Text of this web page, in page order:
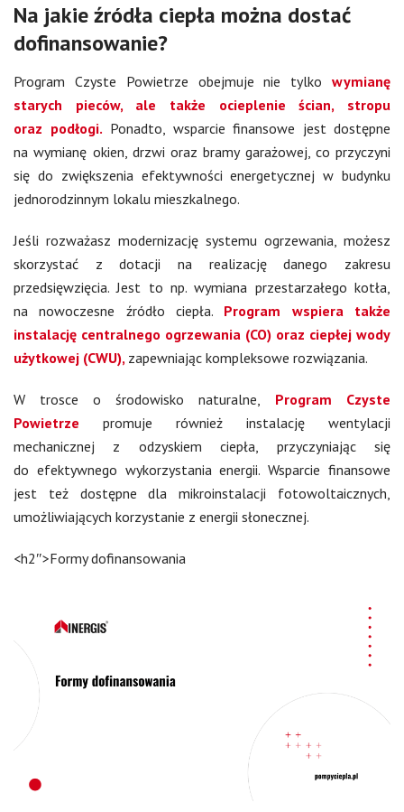
Na jakie źródła ciepła można dostać
dofinansowanie?
Program Czyste Powietrze obejmuje nie tylko wymianę
starych pieców, ale także ocieplenie ścian, stropu
oraz podłogi. Ponadto, wsparcie finansowe jest dostępne
na wymianę okien, drzwi oraz bramy garażowej, co przyczyni
się do zwiększenia efektywności energetycznej w budynku
jednorodzinnym lokalu mieszkalnego.
Jeśli rozważasz modernizację systemu ogrzewania, możesz
skorzystać z dotacji na realizację danego zakresu
przedsięwzięcia. Jest to np. wymiana przestarzałego kotła,
na nowoczesne źródło ciepła. Program wspiera także
instalację centralnego ogrzewania (CO) oraz ciepłej wody
użytkowej (CWU), zapewniając kompleksowe rozwiązania.
W trosce o środowisko naturalne, Program Czyste
Powietrze promuje również instalację wentylacji
mechanicznej z odzyskiem ciepła, przyczyniając się
do efektywnego wykorzystania energii. Wsparcie finansowe
jest też dostępne dla mikroinstalacji fotowoltaicznych,
umożliwiających korzystanie z energii słonecznej.
<h2″>Formy dofinansowania